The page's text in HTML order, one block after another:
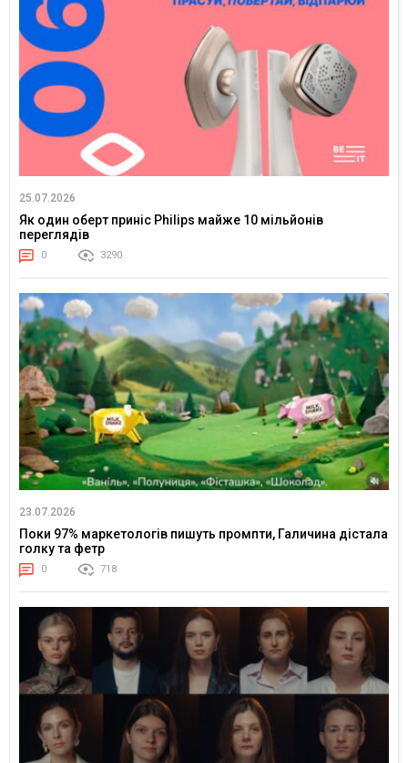
25.07.2026
Як один оберт приніс Philips майже 10 мільйонів
переглядів
0 3290
23.07.2026
Поки 97% маркетологів пишуть промпти, Галичина дістала
голку та фетр
0 718